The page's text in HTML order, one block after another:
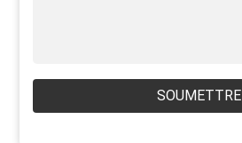
SOUMETTRE